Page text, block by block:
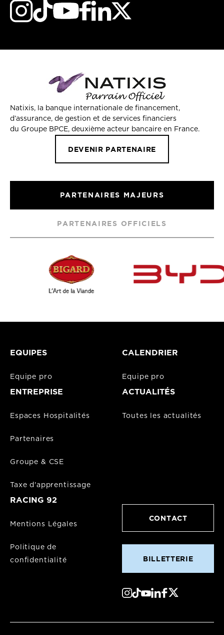
Natixis, la banque internationale de financement,
d’assurance, de gestion et de services financiers
du Groupe BPCE, deuxième acteur bancaire en France.
DEVENIR PARTENAIRE
PARTENAIRES MAJEURS
PARTENAIRES OFFICIELS
EQUIPES
Equipe pro
CALENDRIER
Equipe pro
ENTREPRISE
Espaces Hospitalités
Partenaires
Groupe & CSE
Taxe d'apprentissage
ACTUALITÉS
Toutes les actualités
RACING 92
Mentions Légales
Politique de
confidentialité
CONTACT
BILLETTERIE